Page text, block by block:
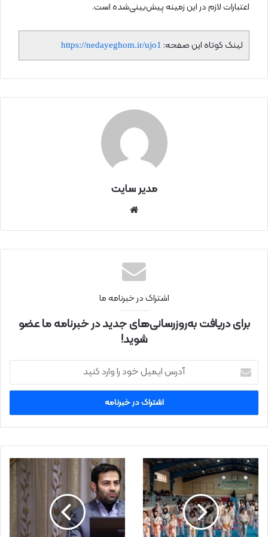
اعتبارات لازم در این زمینه پیش‌بینی‌شده است.
لینک کوتاه این صفحه: https://nedayeghom.ir/ujo1
مدیر سایت
نتی
اشتراک در خبرنامه ما
برای دریافت به‌روزرسانی‌های جدید در خبرنامه ما عضو
شوید!
ر
ا
ی
ل
خ
و
د
ر
ا